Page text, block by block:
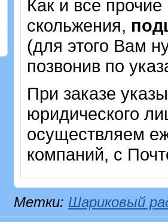
Как и все
скольжения,
(для этого Вам
позвонив по
При заказе
юридического
осуществляем
компаний, с
Метки: Шариковый